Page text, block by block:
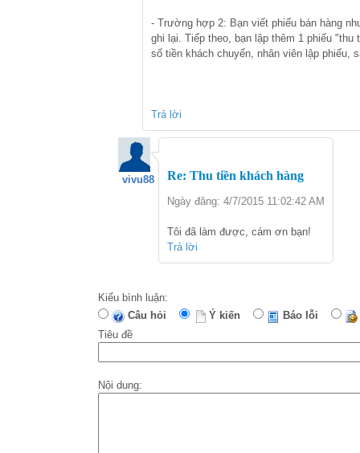
- Trường hợp 2: Bạn viết phiếu bán hàng
ghi lại. Tiếp theo, bạn lập thêm 1 phiếu
số tiền khách chuyển, nhân viên lập phiếu,
Trả lời
vivu88 Re: Thu tiền khách hàng
Ngày đăng: 4/7/2015 11:02:42 AM
Tôi đã làm được, cám ơn bạn!
Trả lời
Kiểu bình luận:
Câu hỏi
Ý kiến Báo lỗi
Tiêu đề
Nội dung: